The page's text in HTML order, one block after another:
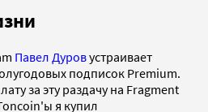
Павел Дуровустраивает
подписок Рremium.
за эту раздачу на Fragment
я купил